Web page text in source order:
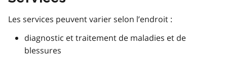
Les services peuvent varier selon l’endroit :
diagnostic et traitement de maladies et de
blessures